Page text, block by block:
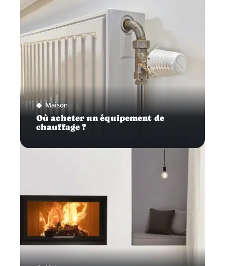
Maison
Où acheter un équipement de
chauffage ?